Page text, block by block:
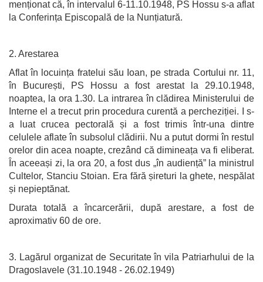
menționat că, în intervalul 6-11.10.1948, PS Hossu s-a aflat
la Conferința Episcopală de la Nunțiatură.
2. Arestarea
Aflat în locuința fratelui său Ioan, pe strada Cortului nr. 11,
în București, PS Hossu a fost arestat la 29.10.1948,
noaptea, la ora 1.30. La intrarea în clădirea Ministerului de
Interne el a trecut prin procedura curentă a percheziției. I s-
a luat crucea pectorală și a fost trimis într-una dintre
celulele aflate în subsolul clădirii. Nu a putut dormi în restul
orelor din acea noapte, crezând că dimineața va fi eliberat.
În aceeași zi, la ora 20, a fost dus „în audiență” la ministrul
Cultelor, Stanciu Stoian. Era fără șireturi la ghete, nespălat
și nepieptănat.
Durata totală a încarcerării, după arestare, a fost de
aproximativ 60 de ore.
3. Lagărul organizat de Securitate în vila Patriarhului de la
Dragoslavele (31.10.1948 - 26.02.1949)